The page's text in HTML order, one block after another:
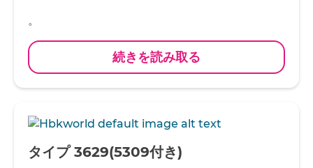
。
続きを読み取る
-
タイプ 3629(5309付き)